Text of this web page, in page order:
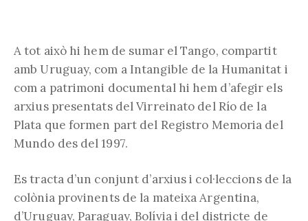
A tot això hi hem de sumar el Tango, compartit
amb Uruguay, com a Intangible de la Humanitat i
com a patrimoni documental hi hem d’afegir els
arxius presentats del Virreinato del Río de la
Plata que formen part del Registro Memoria del
Mundo des del 1997.
Es tracta d’un conjunt d’arxius i col·leccions de la
colònia provinents de la mateixa Argentina,
d’Uruguay, Paraguay, Bolívia i del districte de